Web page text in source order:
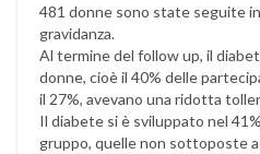
481 donne sono state seguite
gravidanza.
Al termine del follow up, il
donne, cioè il 40% delle
il 27%, avevano una ridotta
Il diabete si è sviluppato nel
gruppo, quelle non sottoposte